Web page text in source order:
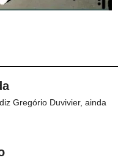
Gregório Duvivier, ainda